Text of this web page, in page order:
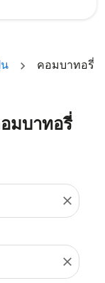
คอมบาทอรี่
มบาทอรี่
close
close
หรือปลายทาง) หรื